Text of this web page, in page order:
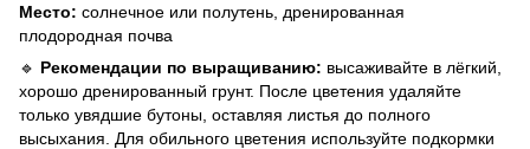
Место: солнечное или полутень, дренированная
плодородная почва
🔹 Рекомендации по выращиванию: высаживайте в лёгкий,
хорошо дренированный грунт. После цветения удаляйте
только увядшие бутоны, оставляя листья до полного
высыхания. Для обильного цветения используйте подкормки